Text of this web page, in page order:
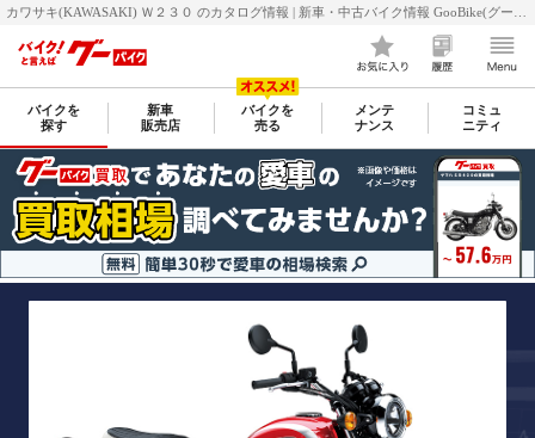
バイクを
探す
新車
販売店
バイクを
売る
メンテ
ナンス
コミュ
ニティ